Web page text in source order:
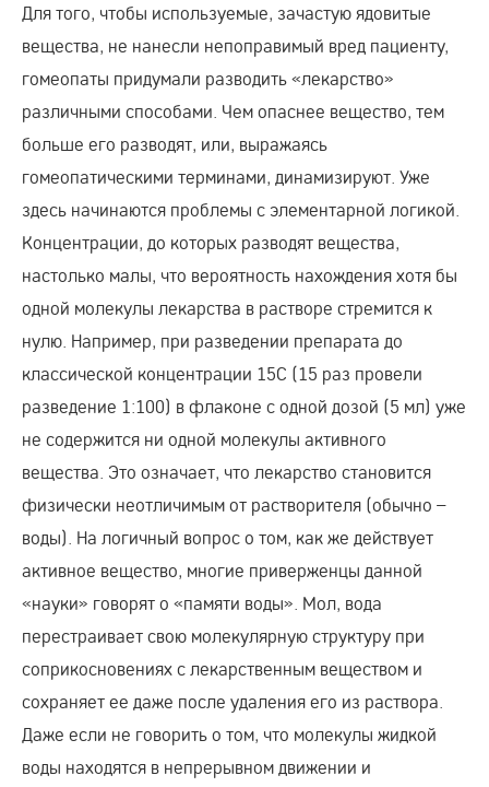
Для того, чтобы используемые, зачастую ядовитые
вещества, не нанесли непоправимый вред пациенту,
гомеопаты придумали разводить «лекарство»
различными способами. Чем опаснее вещество, тем
больше его разводят, или, выражаясь
гомеопатическими терминами, динамизируют. Уже
здесь начинаются проблемы с элементарной логикой.
Концентрации, до которых разводят вещества,
настолько малы, что вероятность нахождения хотя бы
одной молекулы лекарства в растворе стремится к
нулю. Например, при разведении препарата до
классической концентрации 15С (15 раз провели
разведение 1:100) в флаконе с одной дозой (5 мл) уже
не содержится ни одной молекулы активного
вещества. Это означает, что лекарство становится
физически неотличимым от растворителя (обычно –
воды). На логичный вопрос о том, как же действует
активное вещество, многие приверженцы данной
«науки» говорят о «памяти воды». Мол, вода
перестраивает свою молекулярную структуру при
соприкосновениях с лекарственным веществом и
сохраняет ее даже после удаления его из раствора.
Даже если не говорить о том, что молекулы жидкой
воды находятся в непрерывном движении и